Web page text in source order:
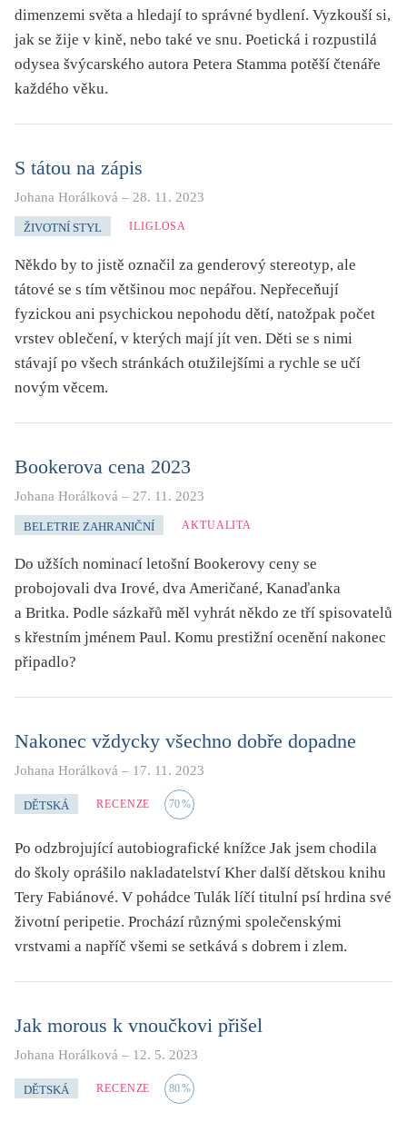
dimenzemi světa a hledají to správné bydlení. Vyzkouší si,
jak se žije v kině, nebo také ve snu. Poetická i rozpustilá
odysea švýcarského autora Petera Stamma potěší čtenáře
každého věku.
S tátou na zápis
Johana Horálková – 28. 11. 2023
ŽIVOTNÍ STYL ILIGLOSA
Někdo by to jistě označil za genderový stereotyp, ale
tátové se s tím většinou moc nepářou. Nepřeceňují
fyzickou ani psychickou nepohodu dětí, natožpak počet
vrstev oblečení, v kterých mají jít ven. Děti se s nimi
stávají po všech stránkách otužilejšími a rychle se učí
novým věcem.
Bookerova cena 2023
Johana Horálková – 27. 11. 2023
BELETRIE ZAHRANIČNÍ AKTUALITA
Do užších nominací letošní Bookerovy ceny se
probojovali dva Irové, dva Američané, Kanaďanka
a Britka. Podle sázkařů měl vyhrát někdo ze tří spisovatelů
s křestním jménem Paul. Komu prestižní ocenění nakonec
připadlo?
Nakonec vždycky všechno dobře dopadne
Johana Horálková – 17. 11. 2023
DĚTSKÁ RECENZE 70%
Po odzbrojující autobiografické knížce Jak jsem chodila
do školy oprášilo nakladatelství Kher další dětskou knihu
Tery Fabiánové. V pohádce Tulák líčí titulní psí hrdina své
životní peripetie. Prochází různými společenskými
vrstvami a napříč všemi se setkává s dobrem i zlem.
Jak morous k vnoučkovi přišel
Johana Horálková – 12. 5. 2023
DĚTSKÁ RECENZE 80%